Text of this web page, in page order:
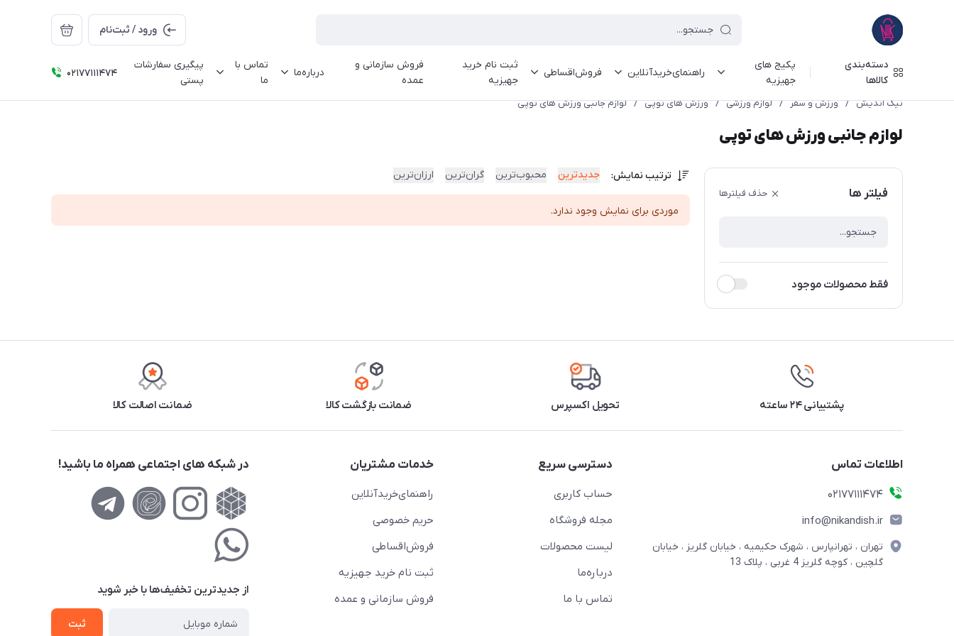
ورود / ثبت‌نام
دسته‌بندی
کالاها
پکیج های
جهیزیه
راهنمای‌خرید‌آنلاین فروش‌اقساطی
ثبت نام خرید
جهیزیه
فروش سازمانی و
عمده
درباره‌ما
تماس با
ما
پیگیری سفارشات
پستی
02177111474
نیک اندیش / ورزش و سفر / لوازم ورزشی / ورزش های توپی / لوازم جانبی ورزش های توپی
لوازم جانبی ورزش های توپی
فیلتر ها حذف فیلترها
فقط محصولات موجود
ترتیب نمایش: جدیدترین محبوب‌ترین گران‌ترین ارزان‌ترین
موردی برای نمایش وجود ندارد.
پشتیبانی ۲۴ ساعته تحویل اکسپرس ضمانت بازگشت کالا ضمانت اصالت کالا
اطلاعات تماس
02177111474
info@nikandish.ir
تهران ، تهرانپارس ، شهرک حکیمیه ، خیابان گلریز ، خیابان
گلچین ، کوچه گلریز 4 غربی ، پلاک 13
دسترسی سریع
حساب کاربری
مجله فروشگاه
لیست محصولات
درباره‌ما
تماس با ما
خدمات مشتریان
راهنمای‌خرید‌آنلاین
حریم خصوصی
فروش‌اقساطی
ثبت نام خرید جهیزیه
فروش سازمانی و عمده
در شبکه های اجتماعی همراه ما باشید!
از جدید‌ترین تخفیف‌ها با‌ خبر شوید
ثبت